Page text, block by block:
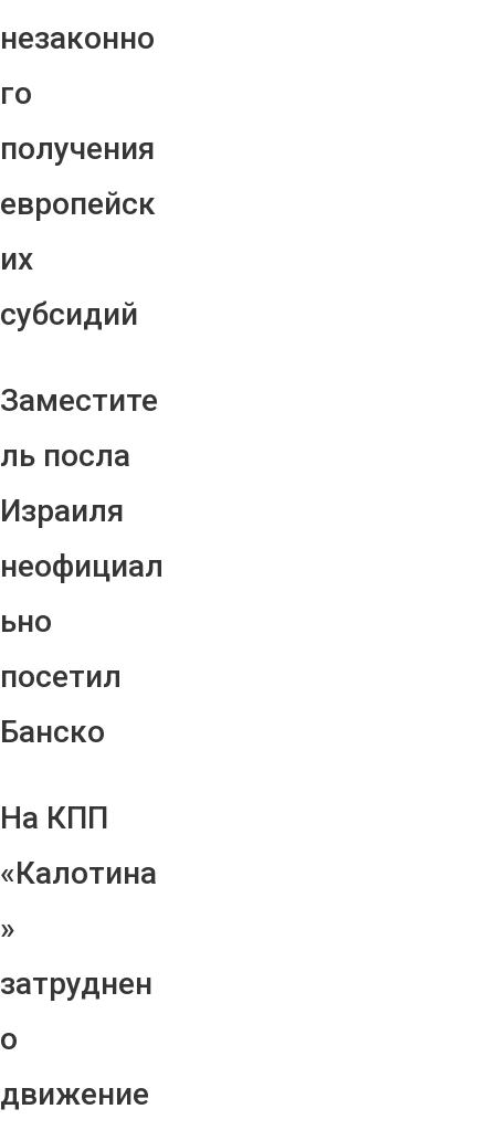
незаконно
го
получения
европейск
их
субсидий
Заместите
ль посла
Израиля
неофициал
ьно
посетил
Банско
На КПП
«Калотина
»
затруднен
о
движение